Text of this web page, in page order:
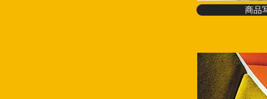
商品